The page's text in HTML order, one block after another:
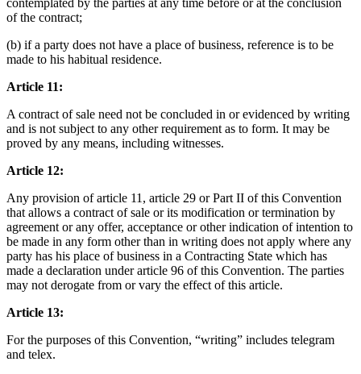
contemplated by the parties at any time before or at the conclusion
of the contract;
(b) if a party does not have a place of business, reference is to be
made to his habitual residence.
Article 11:
A contract of sale need not be concluded in or evidenced by writing
and is not subject to any other requirement as to form. It may be
proved by any means, including witnesses.
Article 12:
Any provision of article 11, article 29 or Part II of this Convention
that allows a contract of sale or its modification or termination by
agreement or any offer, acceptance or other indication of intention to
be made in any form other than in writing does not apply where any
party has his place of business in a Contracting State which has
made a declaration under article 96 of this Convention. The parties
may not derogate from or vary the effect of this article.
Article 13:
For the purposes of this Convention, “writing” includes telegram
and telex.